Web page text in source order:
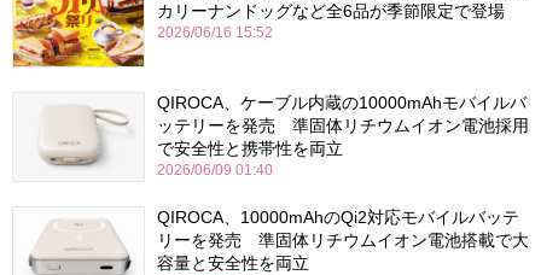
カリーナンドッグなど全6品が季節限定で登場
2026/06/16 15:52
QIROCA、ケーブル内蔵の10000mAhモバイルバ
ッテリーを発売 準固体リチウムイオン電池採用
で安全性と携帯性を両立
2026/06/09 01:40
QIROCA、10000mAhのQi2対応モバイルバッテ
リーを発売 準固体リチウムイオン電池搭載で大
容量と安全性を両立